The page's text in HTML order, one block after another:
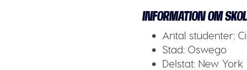
INFORMATION OM
Antal studenter:
Stad: Oswego
Delstat: New York